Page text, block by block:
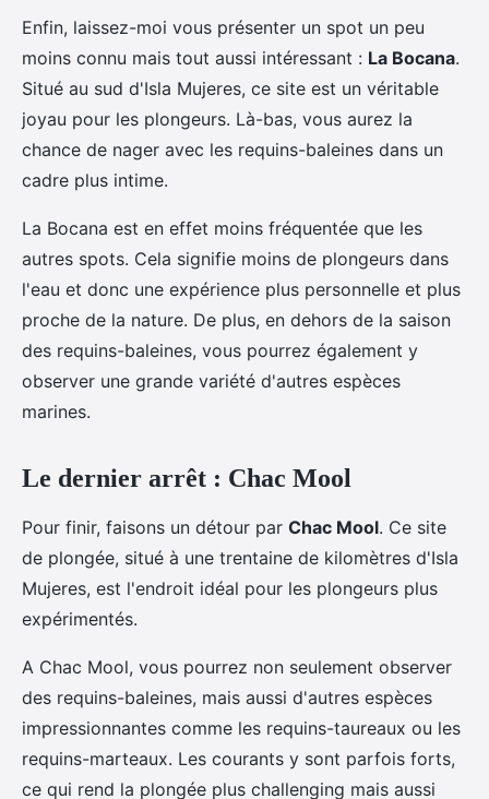
Enfin, laissez-moi vous présenter un spot un peu
moins connu mais tout aussi intéressant : La Bocana.
Situé au sud d'Isla Mujeres, ce site est un véritable
joyau pour les plongeurs. Là-bas, vous aurez la
chance de nager avec les requins-baleines dans un
cadre plus intime.
La Bocana est en effet moins fréquentée que les
autres spots. Cela signifie moins de plongeurs dans
l'eau et donc une expérience plus personnelle et plus
proche de la nature. De plus, en dehors de la saison
des requins-baleines, vous pourrez également y
observer une grande variété d'autres espèces
marines.
Le dernier arrêt : Chac Mool
Pour finir, faisons un détour par Chac Mool. Ce site
de plongée, situé à une trentaine de kilomètres d'Isla
Mujeres, est l'endroit idéal pour les plongeurs plus
expérimentés.
A Chac Mool, vous pourrez non seulement observer
des requins-baleines, mais aussi d'autres espèces
impressionnantes comme les requins-taureaux ou les
requins-marteaux. Les courants y sont parfois forts,
ce qui rend la plongée plus challenging mais aussi